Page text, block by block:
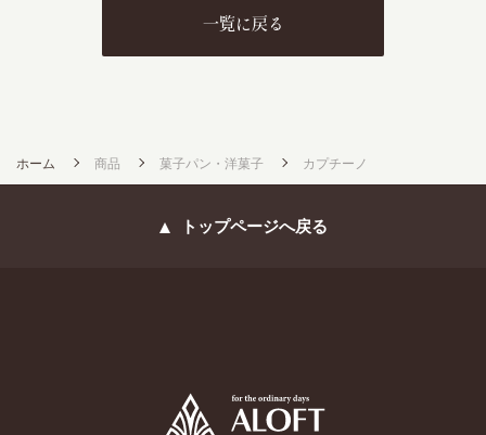
一覧に戻る
ホーム 商品 菓子パン・洋菓子 カプチーノ
トップページへ戻る